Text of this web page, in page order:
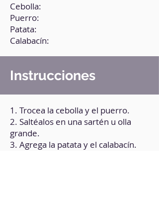
Cebolla:
Puerro:
Patata:
Calabacín:
Instrucciones
1. Trocea la cebolla y el puerro.
2. Saltéalos en una sartén u olla
grande.
3. Agrega la patata y el calabacín.